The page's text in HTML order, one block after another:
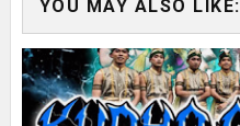
YOU MAY ALSO LIKE: